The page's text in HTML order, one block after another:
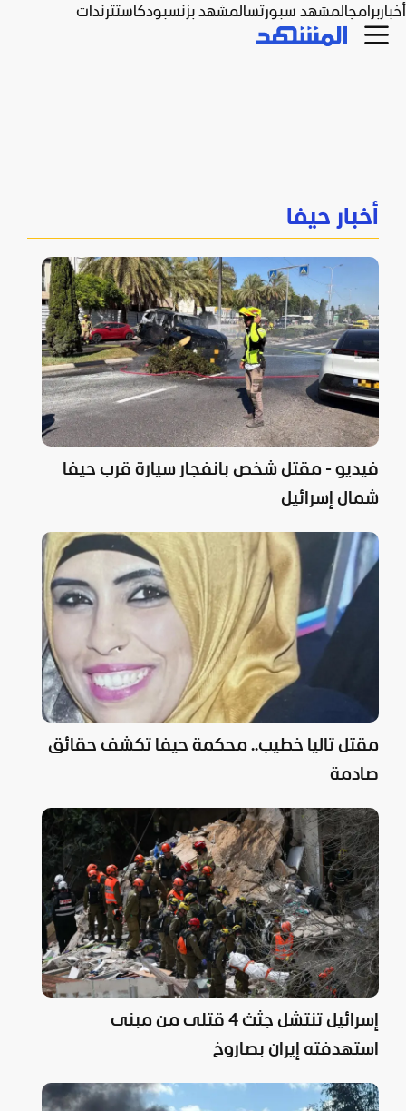
أخباربرامجالمشهد سبورتسالمشهد بزنسبودكاستترندات
أخبار حيفا
فيديو - مقتل شخص بانفجار سيارة قرب حيفا
شمال إسرائيل
مقتل تاليا خطيب.. محكمة حيفا تكشف حقائق
صادمة
إسرائيل تنتشل جثث 4 قتلى من مبنى
استهدفته إيران بصاروخ